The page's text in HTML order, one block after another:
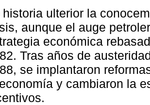
historia ulterior la
aunque el auge
económica
Tras años de
se implantaron
y cambiaron la